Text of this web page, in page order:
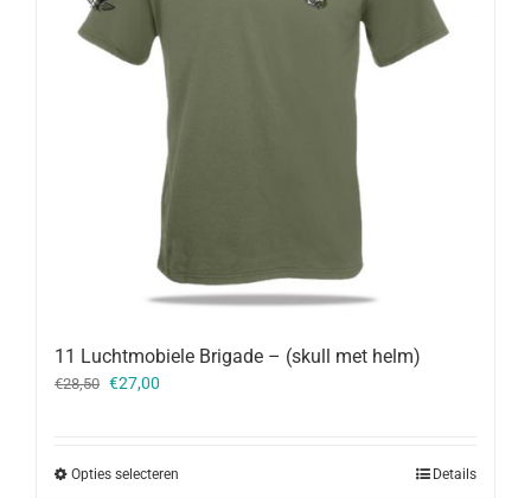
11 Luchtmobiele Brigade – (skull met helm)
€28,50 Oorspronkelijke
€27,00
Opties selecteren Details